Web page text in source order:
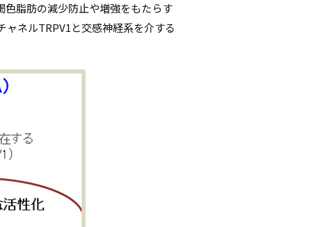
脂肪の減少防止や増強をもたらす
ネルTRPV1と交感神経系を介する